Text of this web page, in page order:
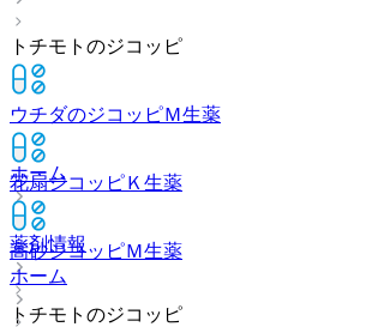
トチモトのジコッピ
ウチダのジコッピＭ生薬
花扇ジコッピＫ 生薬
高砂ジコッピＭ生薬
ホーム
ホーム
薬剤情報
トチモトのジコッピ